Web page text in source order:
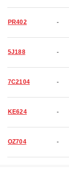
PR402 -
5J188 -
7C2104 -
KE624 -
OZ704 -